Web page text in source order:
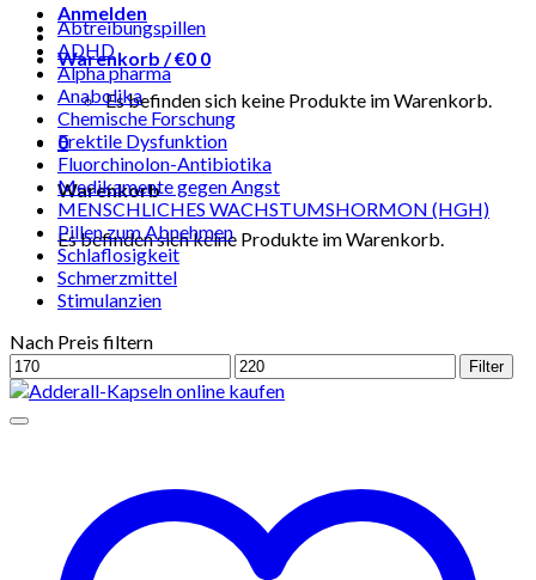
Anmelden
Warenkorb /€0 0
Es befinden sich keine Produkte im Warenkorb.
0
Warenkorb
Es befinden sich keine Produkte im Warenkorb.
Abtreibungspillen
ADHD
Alpha pharma
Anabolika
Chemische Forschung
Erektile Dysfunktion
Fluorchinolon-Antibiotika
Medikamente gegen Angst
MENSCHLICHES WACHSTUMSHORMON (HGH)
Pillen zum Abnehmen
Schlaflosigkeit
Schmerzmittel
Stimulanzien
Nach Preis filtern
Min.
Preis
Max.
Preis
Filter